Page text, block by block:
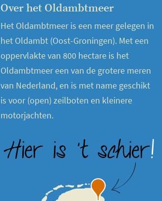
Over het Oldambtmeer
Het Oldambtmeer is een meer gelegen in
het Oldambt (Oost-Groningen). Met een
oppervlakte van 800 hectare is het
Oldambtmeer een van de grotere meren
van Nederland, en is met name geschikt
is voor (open) zeilboten en kleinere
motorjachten.